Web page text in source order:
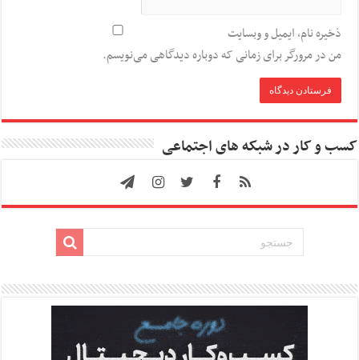
ذخیره نام، ایمیل و وبسایت
من در مرورگر برای زمانی که دوباره دیدگاهی می‌نویسم.
کسب و کار در شبکه های اجتماعی